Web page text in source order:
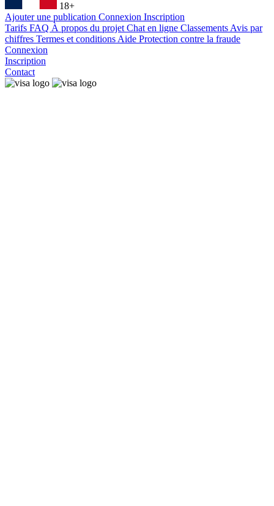
18+
Ajouter une publication Connexion Inscription
Tarifs FAQ À propos du projet Chat en ligne Classements Avis par
chiffres Termes et conditions Aide Protection contre la fraude
Connexion
Inscription
Contact